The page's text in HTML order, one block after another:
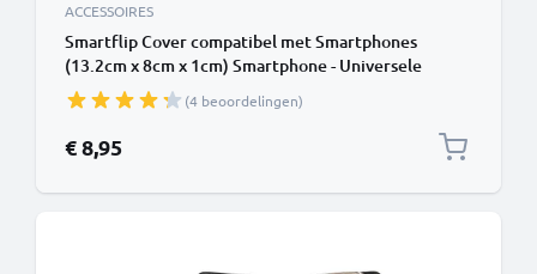
ACCESSOIRES
Smartflip Cover compatibel met Smartphones
(13.2cm x 8cm x 1cm) Smartphone - Universele
Beschermhoes - Mobiele Telefoon Bookstyle Case PU
Leather Klaphoes Opvouwbaar, creditcardhouder
(4 beoordelingen)
€ 8,95